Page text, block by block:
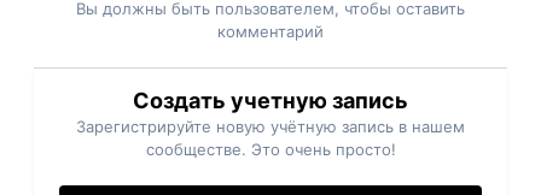
Вы должны быть пользователем, чтобы оставить
комментарий
Создать учетную запись
Зарегистрируйте новую учётную запись в нашем
сообществе. Это очень просто!